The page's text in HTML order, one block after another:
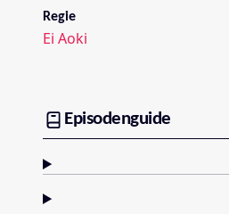
Regie
Ei Aoki
Episodenguide